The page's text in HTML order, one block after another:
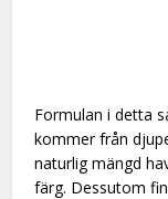
Formulan i detta
kommer från
naturlig mängd
färg. Dessutom